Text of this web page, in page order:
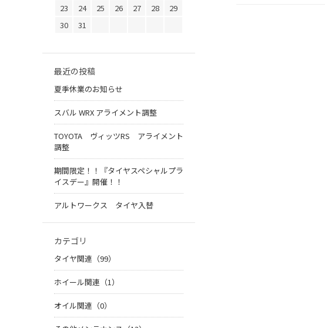
23
24 25 26 27 28
29
30
31
最近の投稿
夏季休業のお知らせ
スバル WRX アライメント調整
TOYOTA ヴィッツRS アライメント
調整
期間限定！！『タイヤスペシャルプラ
イスデー』開催！！
アルトワークス タイヤ入替
カテゴリ
タイヤ関連（99）
ホイール関連（1）
オイル関連（0）